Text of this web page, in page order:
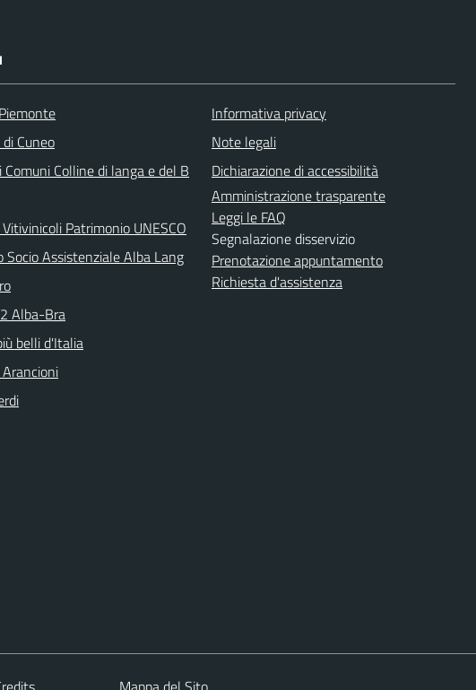
Cuneo
Comuni Colline di langa e del B
Patrimonio UNESCO
Socio Assistenziale Alba Lang
Alba-Bra
belli d'Italia
Informativa privacy
Note legali
Dichiarazione di accessibilità
Amministrazione trasparente
Leggi le FAQ
Segnalazione disservizio
Prenotazione appuntamento
Richiesta d'assistenza